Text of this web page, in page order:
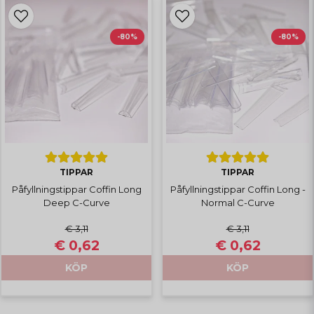
TIPPAR
Påfyllningstippar Coffin Long
Deep C-Curve
€ 3,11
€ 0,62
KÖP
-80%
TIPPAR
Påfyllningstippar Coffin Long -
Normal C-Curve
€ 3,11
€ 0,62
KÖP
-80%